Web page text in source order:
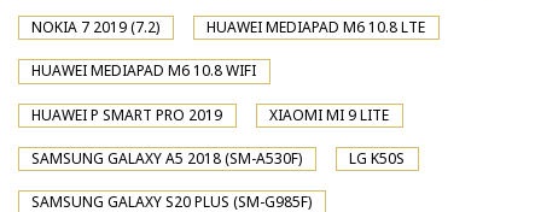
NOKIA 7 2019 (7.2) HUAWEI MEDIAPAD M6 10.8 LTE
HUAWEI MEDIAPAD M6 10.8 WIFI
HUAWEI P SMART PRO 2019 XIAOMI MI 9 LITE
SAMSUNG GALAXY A5 2018 (SM-A530F) LG K50S
SAMSUNG GALAXY S20 PLUS (SM-G985F)